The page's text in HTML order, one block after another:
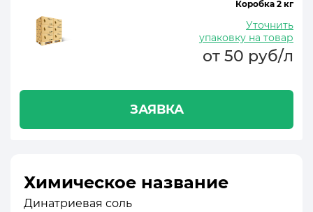
Коробка 2 кг
Уточнить
упаковку на товар
от 50 руб/л
ЗАЯВКА
Химическое название
Динатриевая соль